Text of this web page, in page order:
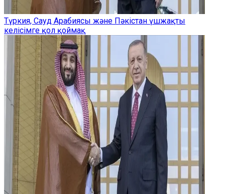
Түркия, Сауд Арабиясы және Пәкістан үшжақты
келісімге қол қоймақ